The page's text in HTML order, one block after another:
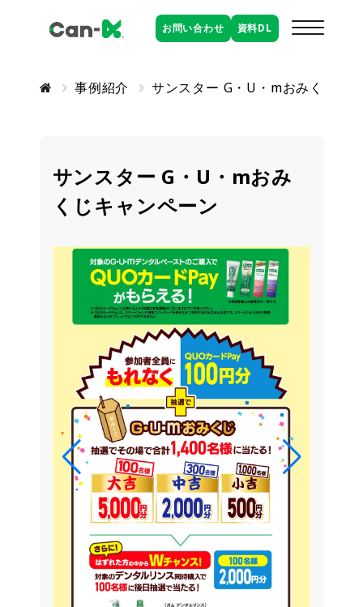
お問い合わせ 資料DL
事例紹介 サンスター G・U・mおみくじキ
サンスター G・U・mおみ
くじキャンペーン